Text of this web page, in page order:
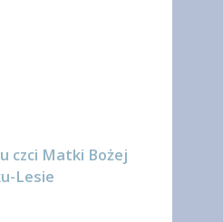
czci Matki Bożej
Lesie